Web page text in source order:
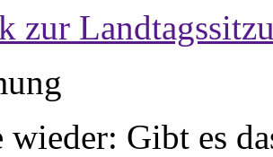
zur
wieder: Gibt es